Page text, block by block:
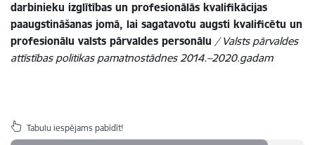
darbinieku izglītības un profesionālās kvalifikācijas
paaugstināšanas jomā, lai sagatavotu augsti kvalificētu un
profesionālu valsts pārvaldes personālu / Valsts pārvaldes
attīstības politikas pamatnostādnes 2014.–2020.gadam
Tabulu iespējams pabīdīt!